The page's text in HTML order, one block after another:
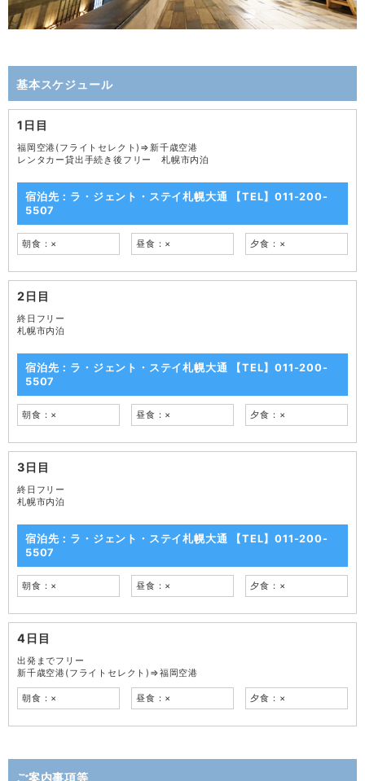
基本スケジュール
1日目
福岡空港(フライトセレクト)⇒新千歳空港
レンタカー貸出手続き後フリー 札幌市内泊
宿泊先：ラ・ジェント・ステイ札幌大通 【TEL】011-200-
5507
朝食：× 昼食：× 夕食：×
2日目
終日フリー
札幌市内泊
宿泊先：ラ・ジェント・ステイ札幌大通 【TEL】011-200-
5507
朝食：× 昼食：× 夕食：×
3日目
終日フリー
札幌市内泊
宿泊先：ラ・ジェント・ステイ札幌大通 【TEL】011-200-
5507
朝食：× 昼食：× 夕食：×
4日目
出発までフリー
新千歳空港(フライトセレクト)⇒福岡空港
朝食：× 昼食：× 夕食：×
ご案内事項等